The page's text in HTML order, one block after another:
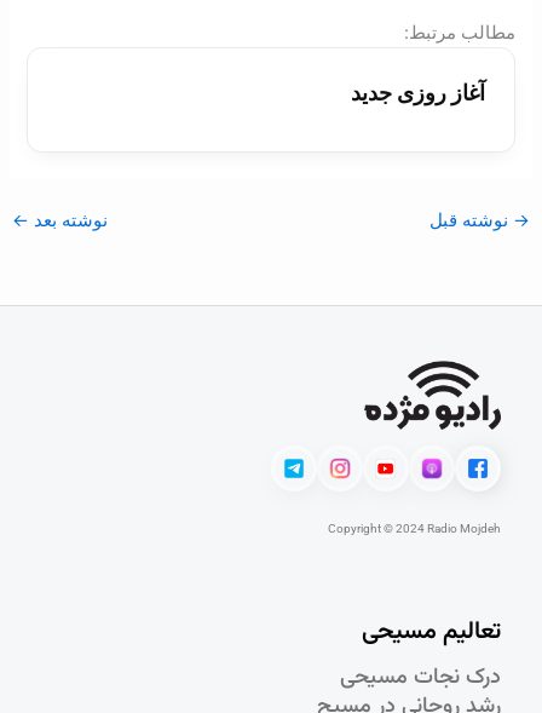
:مطالب مرتبط
آغاز روزی جديد
→ نوشته قبل نوشته بعد ←
Copyright © 2024 Radio Mojdeh
تعالیم مسیحی
درک نجات مسيحی